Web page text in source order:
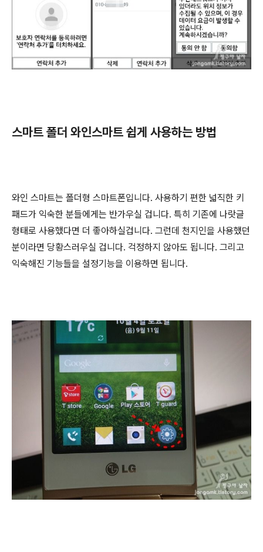
스마트 폴더 와인스마트 쉽게 사용하는 방법
와인 스마트는 폴더형 스마트폰입니다. 사용하기 편한 넓직한 키
패드가 익숙한 분들에게는 반가우실 겁니다. 특히 기존에 나랏글
형태로 사용했다면 더 좋아하실겁니다. 그런데 천지인을 사용했던
분이라면 당황스러우실 겁니다. 걱정하지 않아도 됩니다. 그리고
익숙해진 기능들을 설정기능을 이용하면 됩니다.